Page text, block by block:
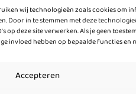
wij technologieën zoals cookies om
Door in te stemmen met deze
op deze site verwerken. Als je geen
invloed hebben op bepaalde functies en
Accepteren
van sponsoring en de
van De